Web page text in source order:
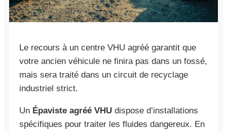
Le recours à un centre VHU agréé garantit que
votre ancien véhicule ne finira pas dans un fossé,
mais sera traité dans un circuit de recyclage
industriel strict.
Un Épaviste agréé VHU dispose d’installations
spécifiques pour traiter les fluides dangereux. En